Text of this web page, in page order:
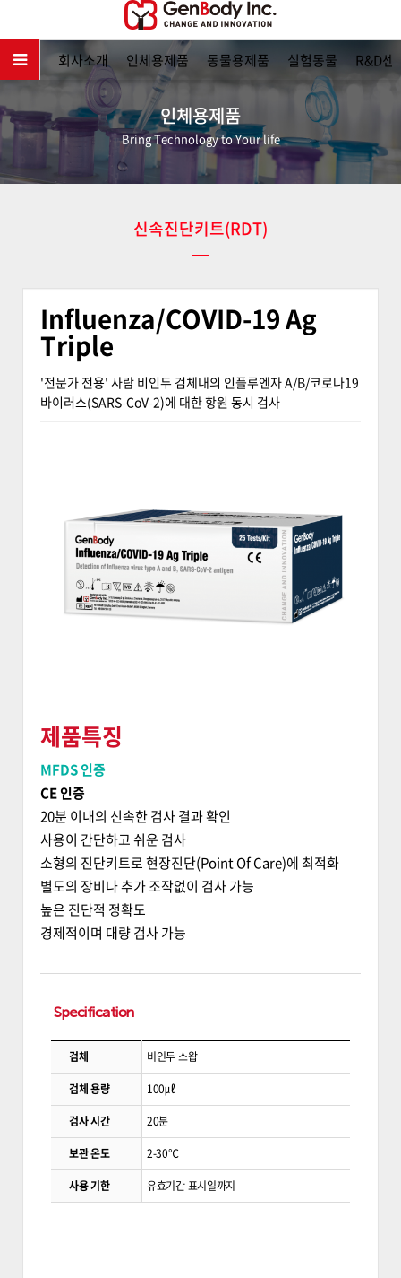
메인
회사소개 인체용제품 동물용제품 실험동물 R&D센
인체용제품
Bring Technology to Your life
신속진단키트(RDT)
Influenza/COVID-19 Ag
Triple
'전문가 전용' 사람 비인두 검체내의 인플루엔자 A/B/코로나19
바이러스(SARS-CoV-2)에 대한 항원 동시 검사
제품특징
MFDS 인증
CE 인증
20분 이내의 신속한 검사 결과 확인
사용이 간단하고 쉬운 검사
소형의 진단키트로 현장진단(Point Of Care)에 최적화
별도의 장비나 추가 조작없이 검사 가능
높은 진단적 정확도
경제적이며 대량 검사 가능
Specification
검체
비인두 스왑
검체 용량
100㎕
검사 시간
20분
보관 온도
2-30℃
사용 기한
유효기간 표시일까지